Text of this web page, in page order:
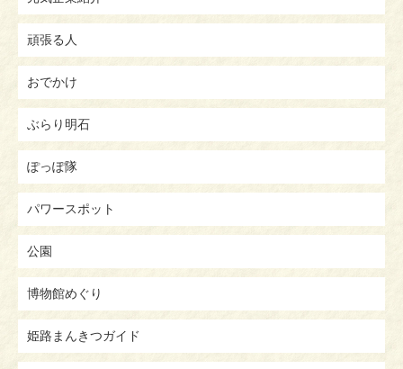
頑張る人
おでかけ
ぶらり明石
ぽっぽ隊
パワースポット
公園
博物館めぐり
姫路まんきつガイド